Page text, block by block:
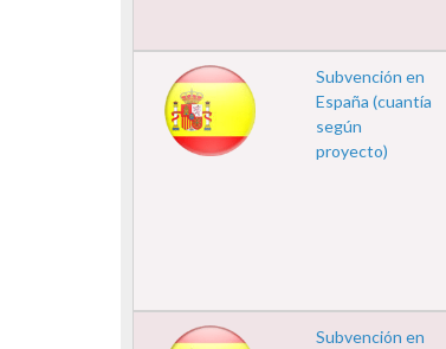
Subvención en
España (cuantía
según
proyecto)
Subvención en